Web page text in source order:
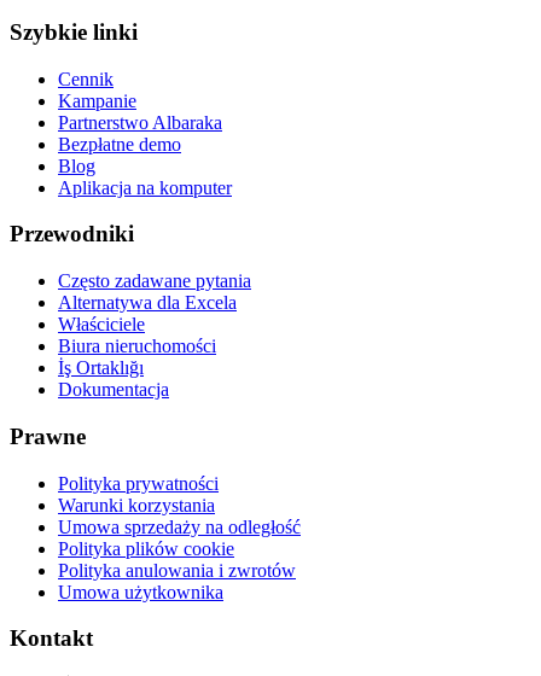
Szybkie linki
Cennik
Kampanie
Partnerstwo Albaraka
Bezpłatne demo
Blog
Aplikacja na komputer
Przewodniki
Często zadawane pytania
Alternatywa dla Excela
Właściciele
Biura nieruchomości
İş Ortaklığı
Dokumentacja
Prawne
Polityka prywatności
Warunki korzystania
Umowa sprzedaży na odległość
Polityka plików cookie
Polityka anulowania i zwrotów
Umowa użytkownika
Kontakt